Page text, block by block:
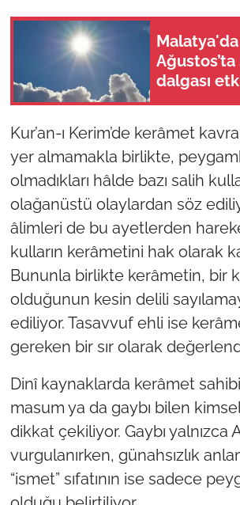
Ağustos’ta
dalgası
Kur’an-ı Kerim’de kerâmet
yer almamakla birlikte,
olmadıkları hâlde bazı salih
olağanüstü olaylardan söz
âlimleri de bu ayetlerden
kulların kerâmetini hak olarak
Bununla birlikte kerâmetin, bir
olduğunun kesin delili
ediliyor. Tasavvuf ehli ise
gereken bir sır olarak
Dinî kaynaklarda kerâmet
masum ya da gaybı bilen
dikkat çekiliyor. Gaybı yalnızca
vurgulanırken, günahsızlık
“ismet” sıfatının ise sadece